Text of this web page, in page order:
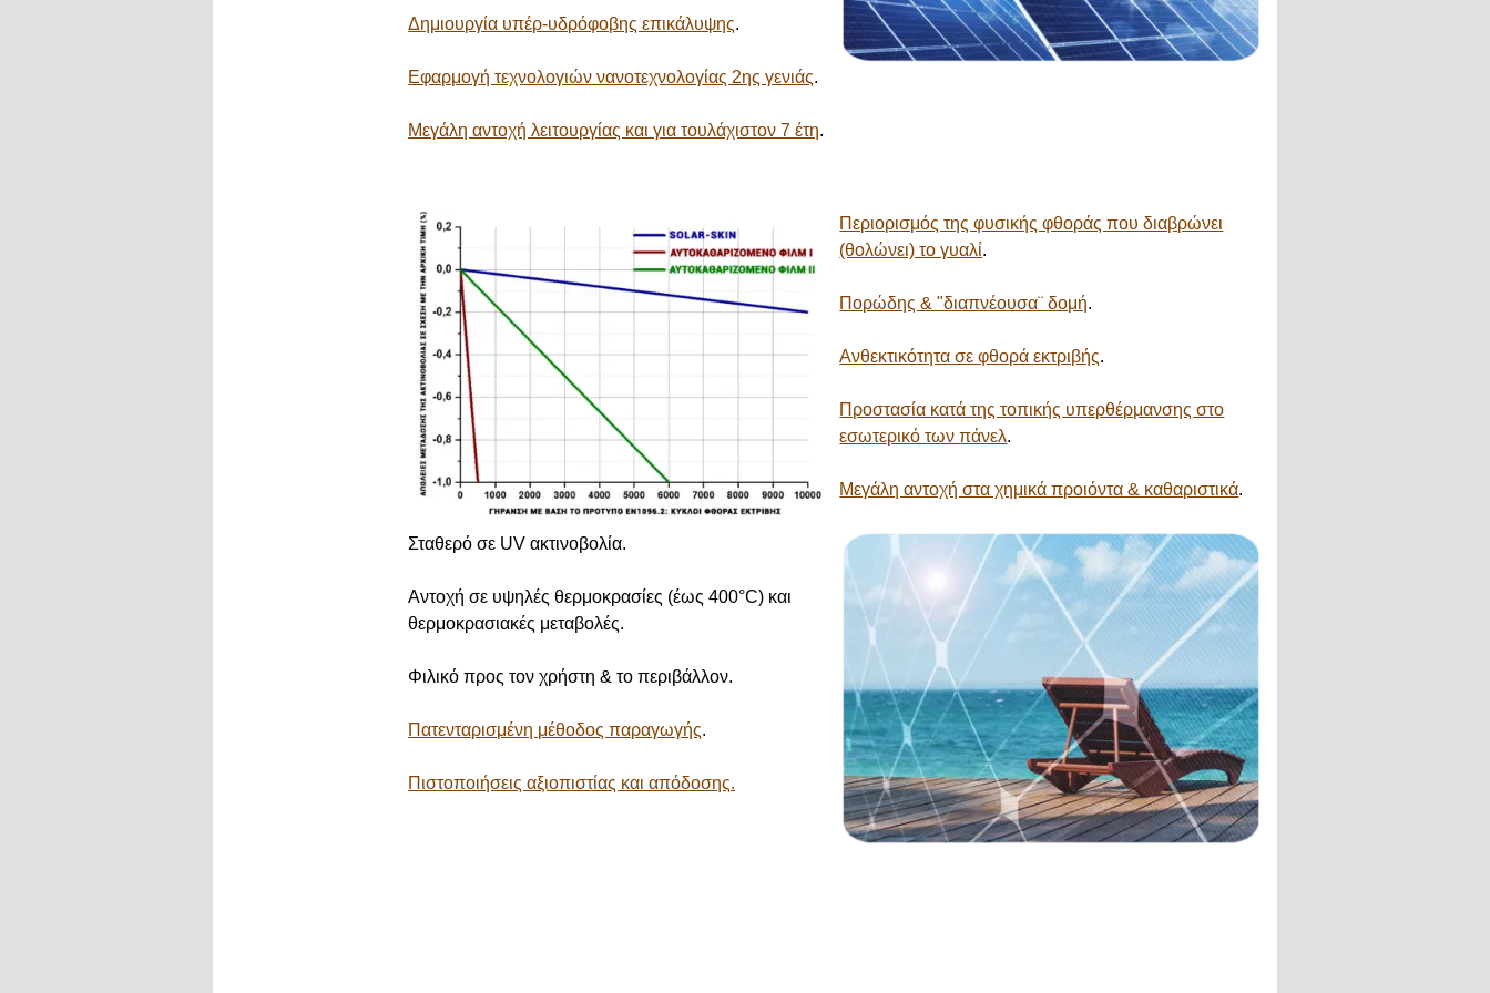
Δημιουργία υπέρ-υδρόφοβης επικάλυψης.
Εφαρμογή τεχνολογιών νανοτεχνολογίας 2ης γενιάς.
Μεγάλη αντοχή λειτουργίας και για τουλάχιστον 7 έτη.
Περιορισμός της φυσικής φθοράς που διαβρώνει
(θολώνει) το γυαλί.
Πορώδης & "διαπνέουσα¨ δομή.
Ανθεκτικότητα σε φθορά εκτριβής.
Προστασία κατά της τοπικής υπερθέρμανσης στο
εσωτερικό των πάνελ.
Μεγάλη αντοχή στα χημικά προιόντα & καθαριστικά.
Σταθερό σε UV ακτινοβολία.
Αντοχή σε υψηλές θερμοκρασίες (έως 400°C) και
θερμοκρασιακές μεταβολές.
Φιλικό προς τον χρήστη & το περιβάλλον.
Πατενταρισμένη μέθοδος παραγωγής.
Πιστοποιήσεις αξιοπιστίας και απόδοσης.